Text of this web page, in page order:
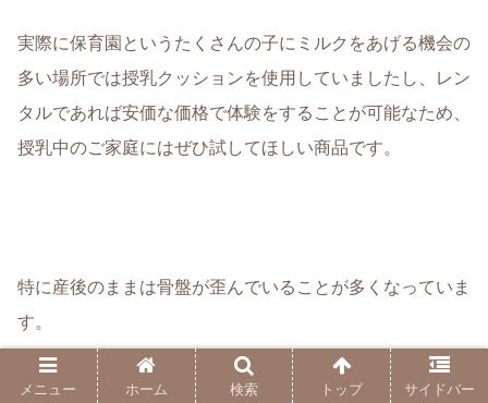
実際に保育園というたくさんの子にミルクをあげる機会の
多い場所では授乳クッションを使用 していましたし、
レン
タルであれば安価な価格で体験をすることが可能なため、
授乳中のご家庭にはぜひ試してほしい商品です。
特に産後のままは骨盤が歪んでいることが多くなっていま
す。
授乳時の体勢の正座や横座り、あぐらは骨盤をさらにずら
メニュー ホーム 検索 トップ サイドバー